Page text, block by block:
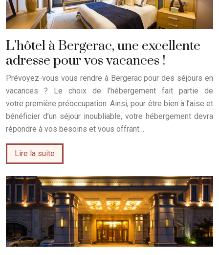
L’hôtel à Bergerac, une excellente
adresse pour vos vacances !
Prévoyez-vous vous rendre à Bergerac pour des séjours en
vacances ? Le choix de l’hébergement fait partie de
votre première préoccupation. Ainsi, pour être bien à l’aise et
bénéficier d’un séjour inoubliable, votre hébergement devra
répondre à vos besoins et vous offrant…
Lire la suite